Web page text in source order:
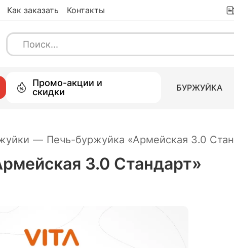
Как заказать Контакты
Каталог товаров
Промо-акции и
скидки
БУРЖУЙКА
— Печь-буржуйка «Армейская 3.0
3.0 Стандарт»
3.0 Стандарт»